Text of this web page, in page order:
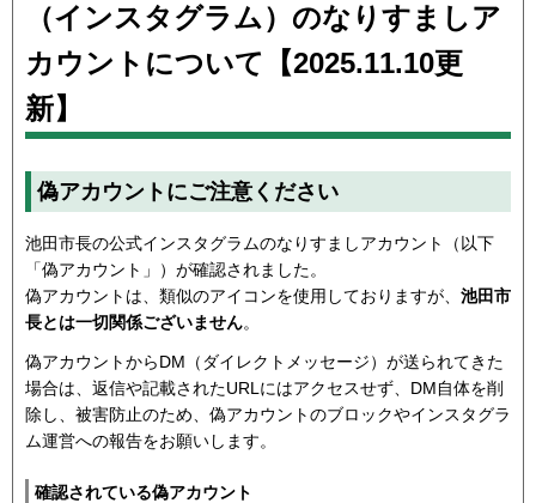
（インスタグラム）のなりすましア
カウントについて【2025.11.10更
新】
偽アカウントにご注意ください
池田市長の公式インスタグラムのなりすましアカウント（以下
「偽アカウント」）が確認されました。
偽アカウントは、類似のアイコンを使用しておりますが、 池田市
長とは一切関係ございません。
偽アカウントからDM（ダイレクトメッセージ）が送られてきた
場合は、返信や記載されたURLにはアクセスせず、DM自体を削
除し、被害防止のため、偽アカウントのブロックやインスタグラ
ム運営への報告をお願いします。
確認されている偽アカウント